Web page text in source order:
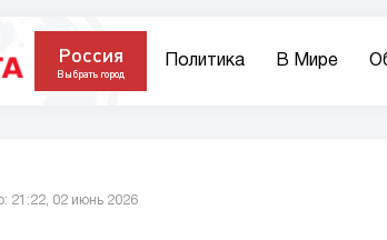
Россия
Выбрать город
Политика В Мире
21:22, 02 июнь 2026